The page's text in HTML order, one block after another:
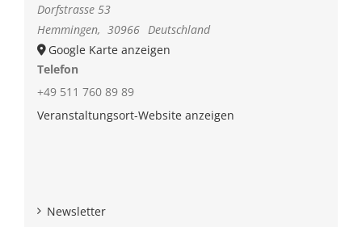
Dorfstrasse 53
Hemmingen, 30966 Deutschland
Google Karte anzeigen
Telefon
+49 511 760 89 89
Veranstaltungsort-Website anzeigen
Newsletter